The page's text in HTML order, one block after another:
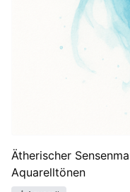
Ätherischer
Aquarelltönen